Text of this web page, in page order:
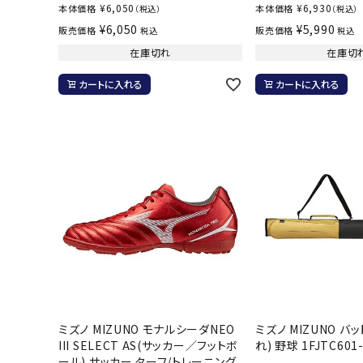
本体価格 ¥6,050 （税込）
販売価格 ¥6,050 税込
在庫切れ
カートに入れる
本体価格 ¥6,930 （税込）
販売価格 ¥5,990 税込
在庫切
カートに入れる
ミズノ MIZUNO モナルシーダNEO
III SELECT AS(サッカー／フットボ
ミズノ MIZUNO バ
れ) 野球